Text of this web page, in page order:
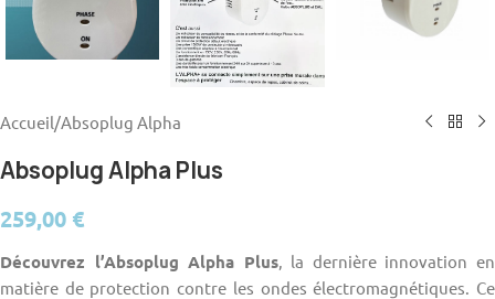
Accueil/Absoplug Alpha
Absoplug Alpha Plus
259,00 €
Découvrez l’Absoplug Alpha Plus, la dernière innovation en
matière de protection contre les ondes électromagnétiques. Ce